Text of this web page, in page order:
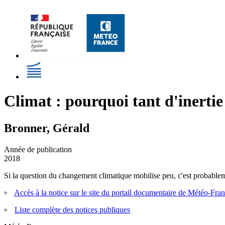
Climat : pourquoi tant d'inertie
Bronner, Gérald
Année de publication
2018
Si la question du changement climatique mobilise peu, c'est
Accès à la notice sur le site du portail documentaire de Météo-
Liste complète des notices publiques